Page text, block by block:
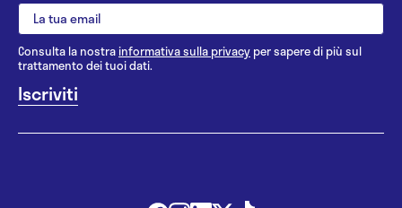
Consulta la nostrainformativa sulla privacy per sapere di più sul
trattamento dei tuoi dati.